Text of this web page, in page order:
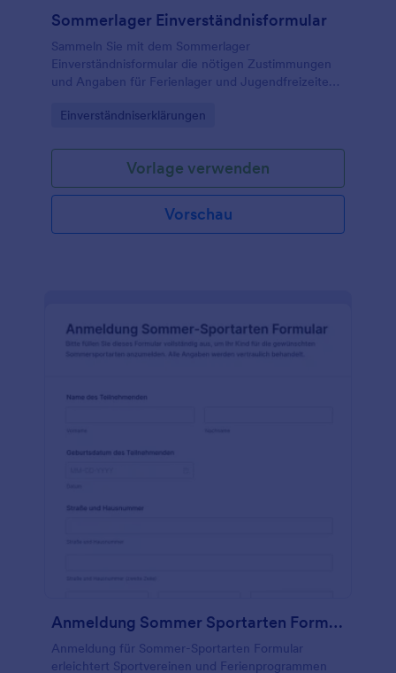
Sommerlager Einverständnisformular
Sammeln Sie mit dem Sommerlager
Einverständnisformular die nötigen Zustimmungen
und Angaben für Ferienlager und Jugendfreizeiten,
planen, informieren und die Datenaufnahme über
Go to Category:
Einverständniserklärungen
Vorlage verwenden
Vorschau
Anmeldung Sommer Sportarten Formular
Anmeldung für Sommer-Sportarten Formular
erleichtert Sportvereinen und Ferienprogrammen